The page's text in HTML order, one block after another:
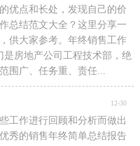
优点和长处，发现自己的价
总结范文大全？这里分享一
供大家参考。年终销售工作
是房地产公司工程技术部，绝
围广、任务重、责任...
12-30
工作进行回顾和分析而做出
秀的销售年终简单总结报告